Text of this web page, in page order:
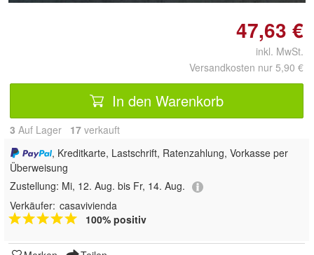
47,63 €
inkl. MwSt.
Versandkosten nur 5,90 €
In den Warenkorb
3 Auf Lager 17 verkauft
, Kreditkarte, Lastschrift, Ratenzahlung, Vorkasse per
Überweisung
Zustellung: Mi, 12. Aug. bis Fr, 14. Aug.
Verkäufer: casavivienda
100% positiv